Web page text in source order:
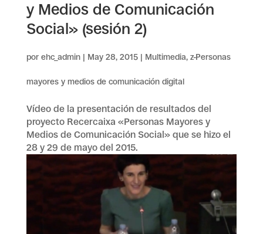
y Medios de Comunicación
Social» (sesión 2)
por ehc_admin| May 28, 2015| Multimedia, z-Personas
mayores y medios de comunicación digital
Vídeo de la presentación de resultados del
proyecto Recercaixa «Personas Mayores y
Medios de Comunicación Social» que se hizo el
28 y 29 de mayo del 2015.